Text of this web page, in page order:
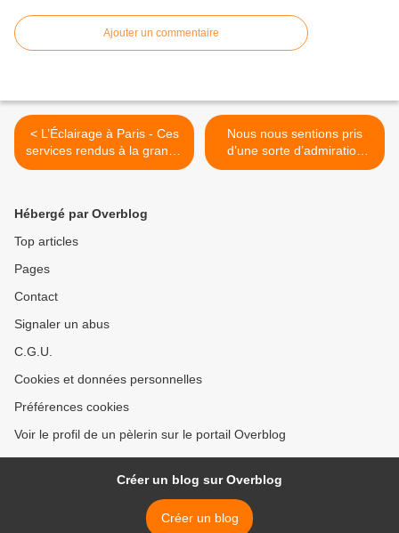
Ajouter un commentaire
< L’Éclairage à Paris - Ces
services rendus à la grande
cause
Nous nous sentions pris
d’une sorte d’admiration
mystérieuse pour nos
Hébergé par Overblog
Top articles
Pages
Contact
Signaler un abus
C.G.U.
Cookies et données personnelles
Préférences cookies
Voir le profil de un pèlerin sur le portail Overblog
Créer un blog sur Overblog
Créer un blog